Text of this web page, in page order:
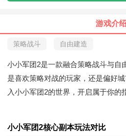
游戏介
策略战斗 自由建造
小小军团2是一款融合策略战斗与自
是喜欢策略对战的玩家，还是偏好
入小小军团2的世界，开启属于你的
小小军团2核心副本玩法对比